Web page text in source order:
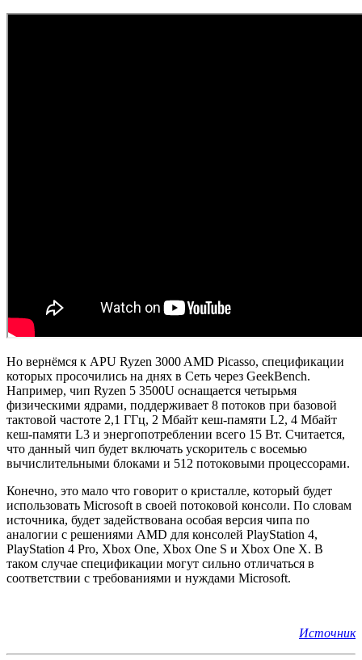
Но вернёмся к APU Ryzen 3000 AMD Picasso, спецификации
которых просочились на днях в Сеть через GeekBench.
Например, чип Ryzen 5 3500U оснащается четырьмя
физическими ядрами, поддерживает 8 потоков при базовой
тактовой частоте 2,1 ГГц, 2 Мбайт кеш-памяти L2, 4 Мбайт
кеш-памяти L3 и энергопотреблении всего 15 Вт. Считается,
что данный чип будет включать ускоритель с восемью
вычислительными блоками и 512 потоковыми процессорами.
Конечно, это мало что говорит о кристалле, который будет
использовать Microsoft в своей потоковой консоли. По словам
источника, будет задействована особая версия чипа по
аналогии с решениями AMD для консолей PlayStation 4,
PlayStation 4 Pro, Xbox One, Xbox One S и Xbox One X. В
таком случае спецификации могут сильно отличаться в
соответствии с требованиями и нуждами Microsoft.
Источник